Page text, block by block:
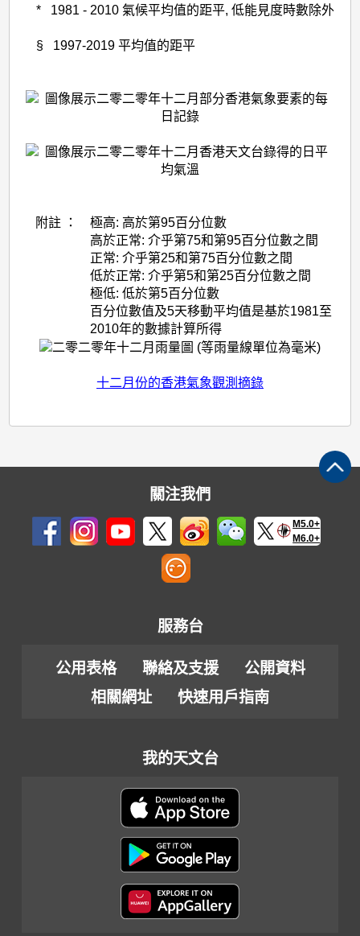
* 1981 - 2010 氣候平均值的距平, 低能見度時數除外
§ 1997-2019 平均值的距平
附註 ：
極高: 高於第95百分位數
高於正常: 介乎第75和第95百分位數之間
正常: 介乎第25和第75百分位數之間
低於正常: 介乎第5和第25百分位數之間
極低: 低於第5百分位數
百分位數值及5天移動平均值是基於1981至
2010年的數據計算所得
十二月份的香港氣象觀測摘錄
關注我們
M5.0+
M6.0+
服務台
公用表格 聯絡及支援
公開資料
相關網址
快速用戶指南
我的天文台